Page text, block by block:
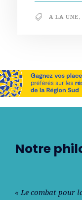
A LA UNE,
Notre
« Le combat pour